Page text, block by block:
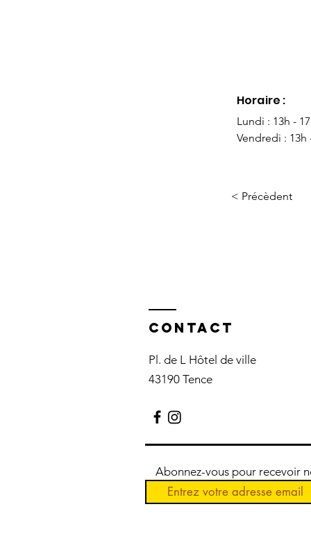
Horaire :
Lundi : 13h -
Vendredi : 13h
< Précèdent
Contact
Pl. de L Hôtel de ville
43190 Tence
Abonnez-vous pour recevoir